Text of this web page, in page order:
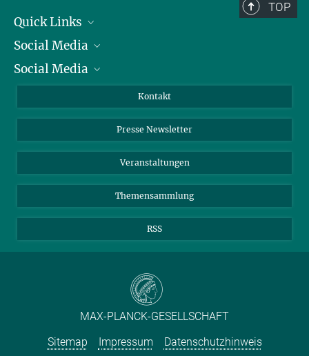
TOP
Quick Links
Präsident
Zahlen und Fakten
Meldestelle Fehlverhalten
Social Media
Bluesky
Social Media
YouTube
Kontakt
Presse Newsletter
Veranstaltungen
Themensammlung
RSS
MAX-PLANCK-GESELLSCHAFT
Sitemap
Impressum Datenschutzhinweis